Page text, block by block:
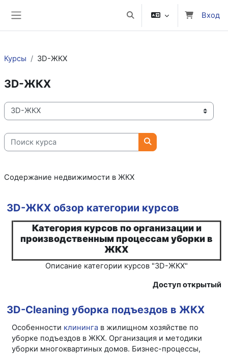
Изменить данные Вход
Курсы 3D-ЖКХ
3D-ЖКХ
Категории курсов
Поиск курса
Поиск курса
Содержание недвижимости в ЖКХ
3D-ЖКХ обзор категории курсов
Категория курсов по организации и
производственным процессам уборки в
ЖКХ
Описание категории курсов "3D-ЖКХ"
Доступ открытый
3D-Cleaning уборка подъездов в ЖКХ
Особенности клининга в жилищном хозяйстве по
уборке подъездов в ЖКХ. Организация и методики
уборки многоквартиных домов. Бизнес-процессы,